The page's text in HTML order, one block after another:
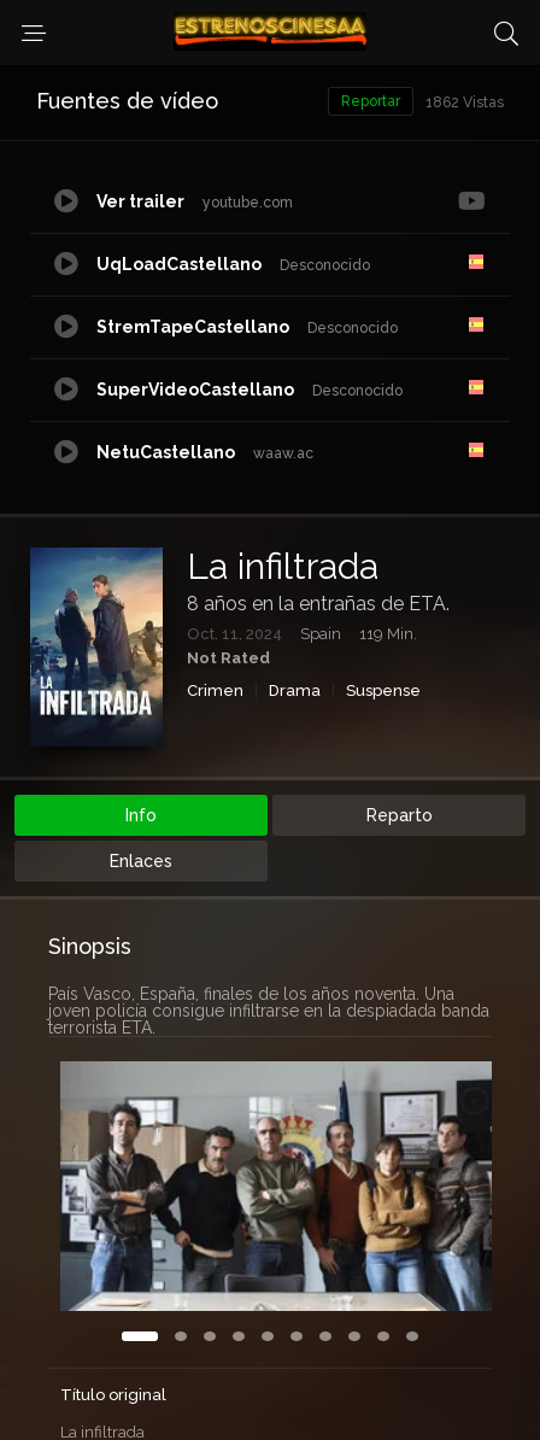
Fuentes de vídeo 1862 Vistas
Reportar
Ver trailer youtube.com
UqLoadCastellano Desconocido
StremTapeCastellano Desconocido
SuperVideoCastellano Desconocido
NetuCastellano waaw.ac
La infiltrada
8 años en la entrañas de ETA.
Oct. 11, 2024 Spain
119 Min.
Not Rated
Crimen
Drama Suspense
Info Reparto
Enlaces
Sinopsis
País Vasco, España, finales de los años noventa. Una
joven policía consigue infiltrarse en la despiadada banda
terrorista ETA.
Título original
La infiltrada